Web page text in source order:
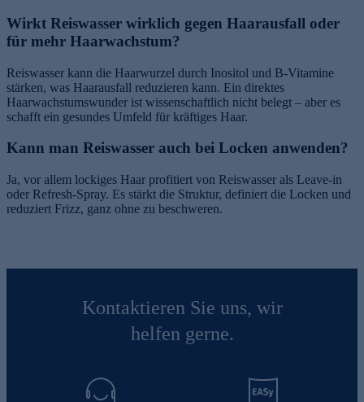
Wirkt Reiswasser wirklich gegen Haarausfall oder
für mehr Haarwachstum?
Reiswasser kann die Haarwurzel durch Inositol und B-Vitamine
stärken, was Haarausfall reduzieren kann. Ein direktes
Haarwachstumswunder ist wissenschaftlich nicht belegt – aber es
schafft ein gesundes Umfeld für kräftiges Haar.
Kann man Reiswasser auch bei Locken anwenden?
Ja, vor allem lockiges Haar profitiert von Reiswasser als Leave-in
oder Refresh-Spray. Es stärkt die Struktur, definiert die Locken und
reduziert Frizz, ganz ohne zu beschweren.
Kontaktieren Sie uns, wir
helfen gerne.